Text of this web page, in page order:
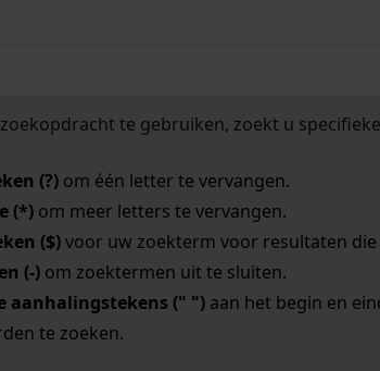
te gebruiken, zoekt u
(?)om één letter te vervangen.
(*)om meer letters te vervangen.
($)voor uw zoekterm voor resultaten die
(-)om zoektermen uit te sluiten.
aanhalingstekens (" ")aan het begin en
te zoeken.